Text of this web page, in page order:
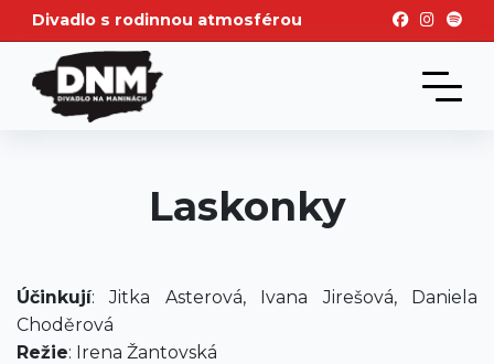
Divadlo s rodinnou atmosférou
Laskonky
Účinkují: Jitka Asterová, Ivana Jirešová, Daniela
Choděrová
Režie: Irena Žantovská